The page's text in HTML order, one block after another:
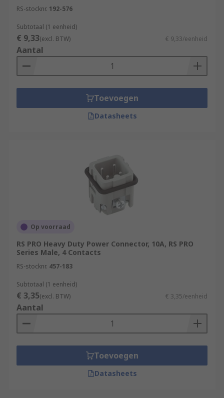
RS-stocknr. 192-576
Subtotaal (1 eenheid)
€ 9,33(excl. BTW) € 9,33/eenheid
Aantal
Toevoegen
Datasheets
Op voorraad
RS PRO Heavy Duty Power Connector, 10A, RS PRO
Series Male, 4 Contacts
RS-stocknr. 457-183
Subtotaal (1 eenheid)
€ 3,35(excl. BTW) € 3,35/eenheid
Aantal
Toevoegen
Datasheets